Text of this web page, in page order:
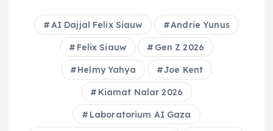
AI Dajjal Felix Siauw Andrie Yunus
Felix Siauw Gen Z 2026
Helmy Yahya Joe Kent
Kiamat Nalar 2026
Laboratorium AI Gaza